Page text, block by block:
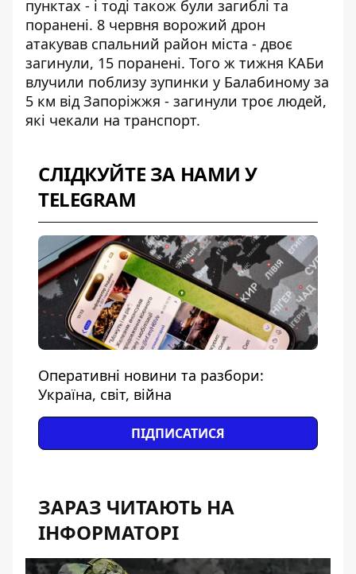
пунктах - і тоді також були загиблі та
поранені. 8 червня ворожий дрон
атакував спальний район міста - двоє
загинули, 15 поранені. Того ж тижня КАБи
влучили поблизу зупинки у Балабиному за
5 км від Запоріжжя - загинули троє людей,
які чекали на транспорт.
СЛІДКУЙТЕ ЗА НАМИ У
TELEGRAM
Оперативні новини та разбори:
Україна, світ, війна
ПІДПИСАТИСЯ
ЗАРАЗ ЧИТАЮТЬ НА
ІНФОРМАТОРІ